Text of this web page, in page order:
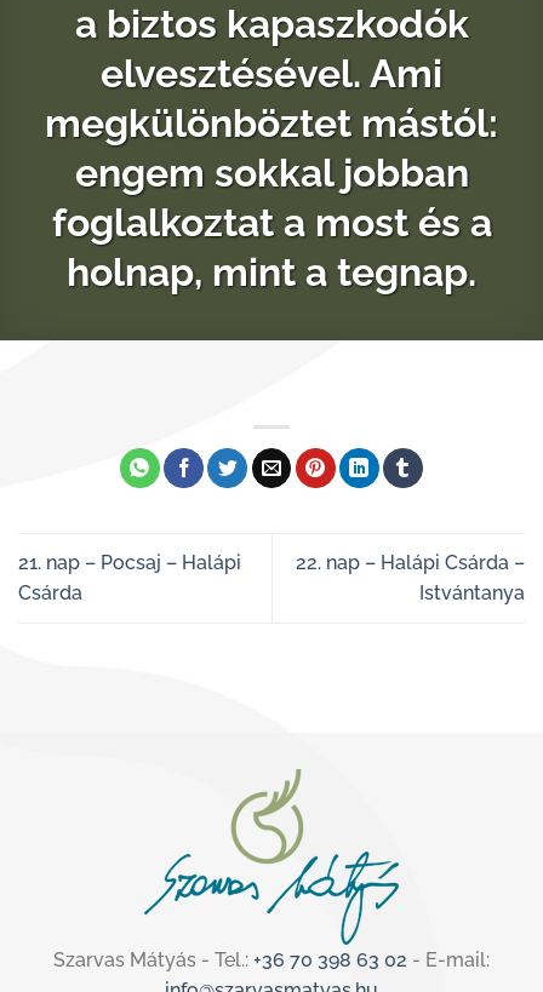
a biztos kapaszkodók
elvesztésével. Ami
megkülönböztet mástól:
engem sokkal jobban
foglalkoztat a most és a
holnap, mint a tegnap.
21. nap – Pocsaj – Halápi
Csárda
22. nap – Halápi Csárda –
Istvántanya
Szarvas Mátyás - Tel.: +36 70 398 63 02 - E-mail: